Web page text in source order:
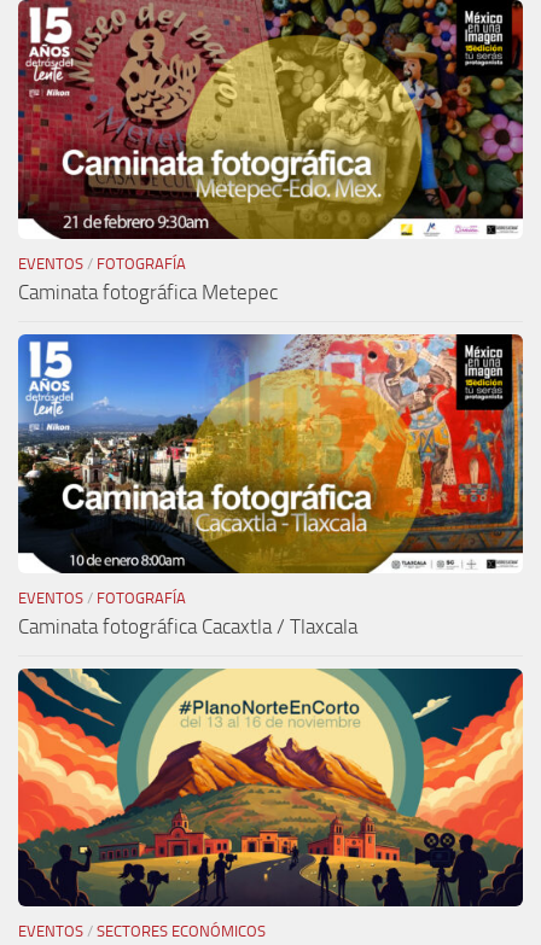
EVENTOS / FOTOGRAFÍA
Caminata fotográfica Metepec
EVENTOS / FOTOGRAFÍA
Caminata fotográfica Cacaxtla / Tlaxcala
EVENTOS / SECTORES ECONÓMICOS